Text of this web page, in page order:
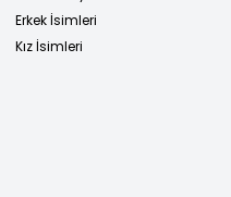
Erkek İsimleri
Kız İsimleri